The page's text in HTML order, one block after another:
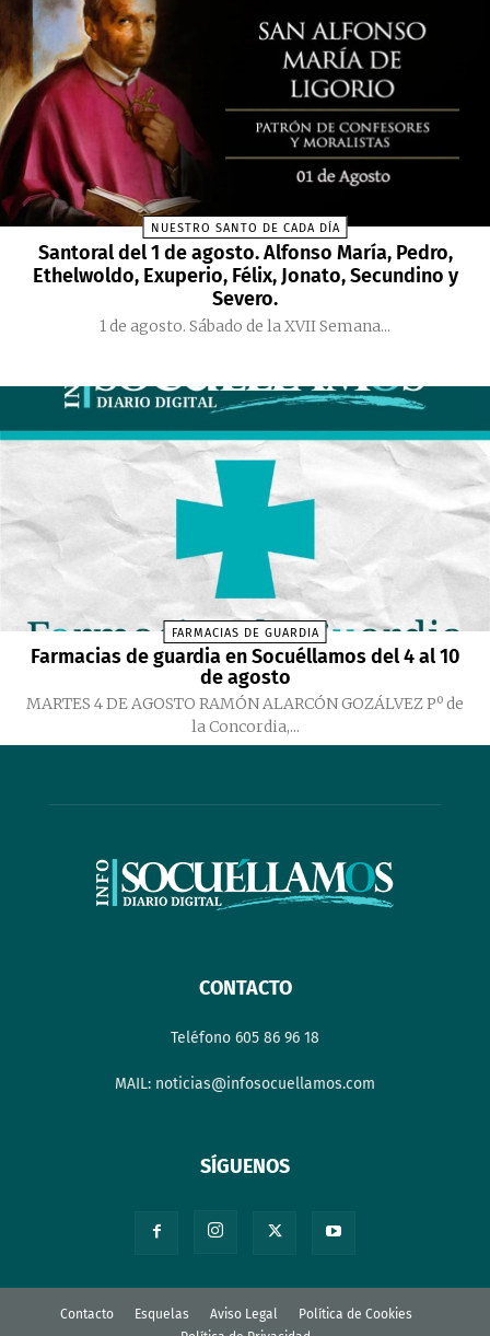
NUESTRO SANTO DE CADA DÍA
Santoral del 1 de agosto. Alfonso María, Pedro,
Ethelwoldo, Exuperio, Félix, Jonato, Secundino y
Severo.
1 de agosto. Sábado de la XVII Semana...
FARMACIAS DE GUARDIA
Farmacias de guardia en Socuéllamos del 4 al 10
de agosto
MARTES 4 DE AGOSTO RAMÓN ALARCÓN GOZÁLVEZ Pº de
la Concordia,...
CONTACTO
Teléfono 605 86 96 18
MAIL: noticias@infosocuellamos.com
SÍGUENOS
Contacto Esquelas Aviso Legal
Política de Cookies